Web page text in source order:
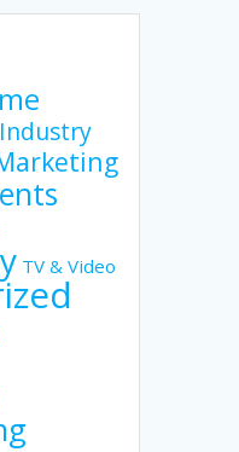
Industry
TV & Video